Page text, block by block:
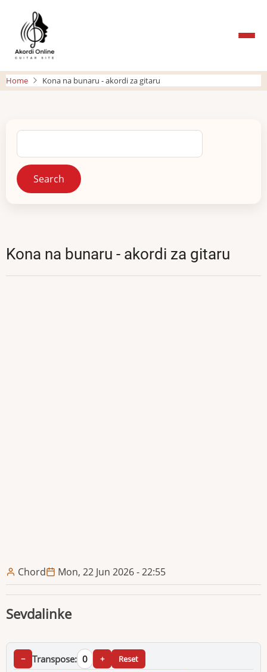
main
content
Home Kona na bunaru - akordi za gitaru
Search
Kona na bunaru - akordi za gitaru
Chord Mon, 22 Jun 2026 - 22:55
Sevdalinke
− Transpose: 0 + Reset